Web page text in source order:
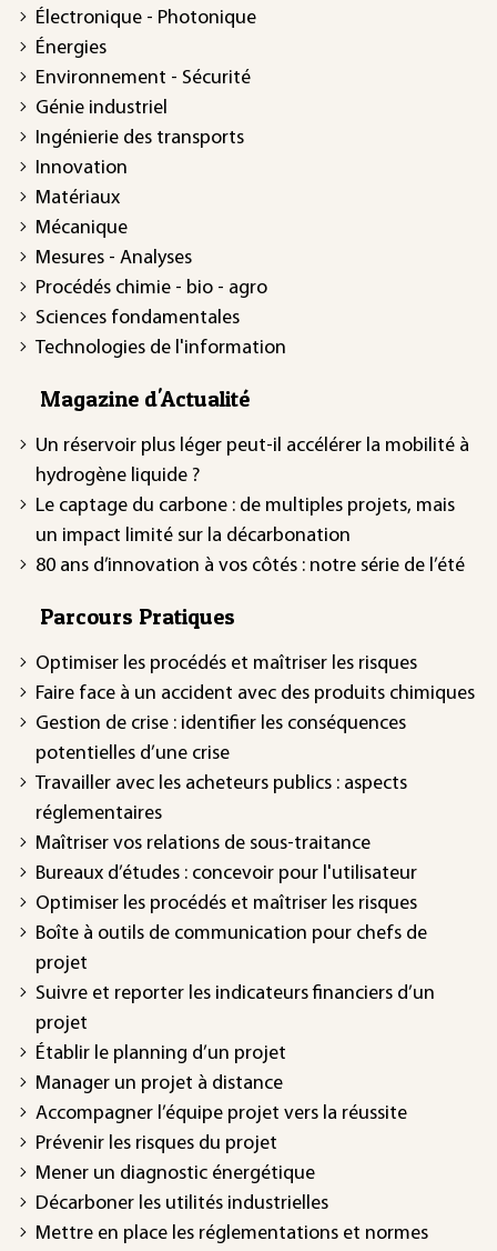
Électronique - Photonique
Énergies
Environnement - Sécurité
Génie industriel
Ingénierie des transports
Innovation
Matériaux
Mécanique
Mesures - Analyses
Procédés chimie - bio - agro
Sciences fondamentales
Technologies de l'information
Magazine d'Actualité
Un réservoir plus léger peut-il accélérer la mobilité à
hydrogène liquide ?
Le captage du carbone : de multiples projets, mais
un impact limité sur la décarbonation
80 ans d’innovation à vos côtés : notre série de l’été
Parcours Pratiques
Optimiser les procédés et maîtriser les risques
Faire face à un accident avec des produits chimiques
Gestion de crise : identifier les conséquences
potentielles d’une crise
Travailler avec les acheteurs publics : aspects
réglementaires
Maîtriser vos relations de sous-traitance
Bureaux d’études : concevoir pour l'utilisateur
Optimiser les procédés et maîtriser les risques
Boîte à outils de communication pour chefs de
projet
Suivre et reporter les indicateurs financiers d’un
projet
Établir le planning d’un projet
Manager un projet à distance
Accompagner l’équipe projet vers la réussite
Prévenir les risques du projet
Mener un diagnostic énergétique
Décarboner les utilités industrielles
Mettre en place les réglementations et normes